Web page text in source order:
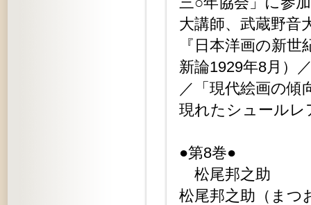
大講師、武蔵野音
『日本洋画の新
新論1929年8月）
／「現代絵画の傾
現れたシュールレ
●第8巻●
松尾邦之助
松尾邦之助（ま